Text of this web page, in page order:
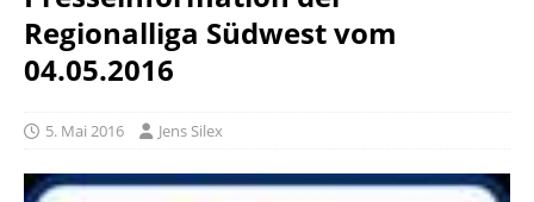
Regionalliga Südwest vom
04.05.2016
5. Mai 2016 Jens Silex